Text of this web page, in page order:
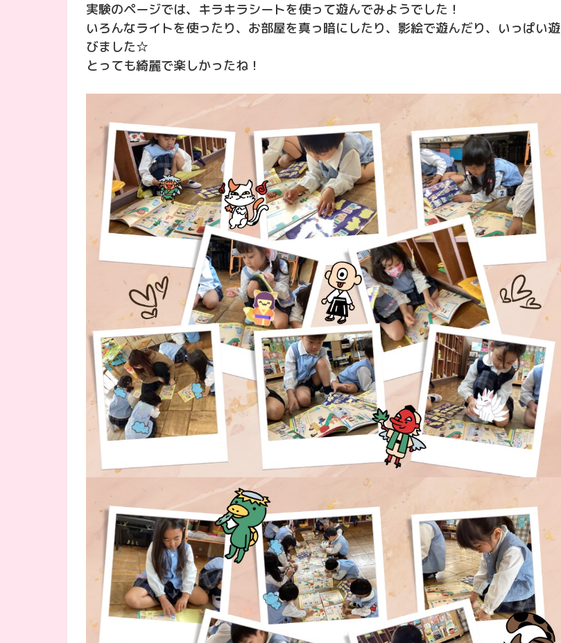
実験のページでは、キラキラシートを使って遊んでみようでした！
いろんなライトを使ったり、お部屋を真っ暗にしたり、影絵で遊んだり、いっぱい遊
びました☆
とっても綺麗で楽しかったね！